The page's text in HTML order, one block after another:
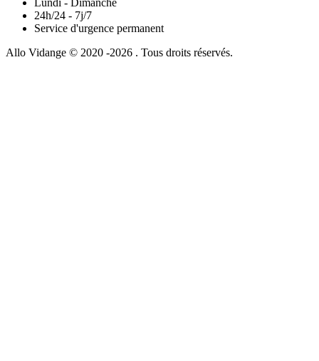
24h/24 - 7j/7
Service d'urgence permanent
Allo Vidange © 2020 -2026 . Tous droits réservés.